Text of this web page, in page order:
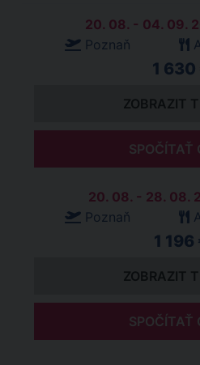
20. 08. - 04. 09.
Poznaň
1 630
ZOBRAZIT
SPOČÍTAŤ
20. 08. - 28. 08.
Poznaň
1 196
ZOBRAZIT
SPOČÍTAŤ